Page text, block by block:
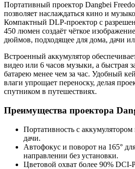
Портативный проектор Dangbei
позволяет наслаждаться кино и
Компактный DLP-проектор с
450 люмен создаёт чёткое
дюймов, подходящее для дома, дачи
Встроенный аккумулятор
видео или 6 часов музыки, а быстрая
батарею менее чем за час. Удобный
влаги упрощает переноску, делая
спутником в путешествиях.
Преимущества проектора
Портативность с
дачи.
Автофокус и поворот на 165°
направлении без установки.
Цветовой охват более 90%